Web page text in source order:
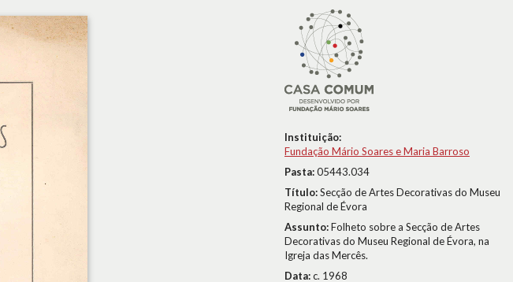
Instituição:
Fundação Mário Soares e Maria Barroso
Pasta:05443.034
Título:Secção de Artes Decorativas do Museu
Regional de Évora
Assunto:Folheto sobre a Secção de Artes
Decorativas do Museu Regional de Évora, na
Igreja das Mercês.
Data:c. 1968